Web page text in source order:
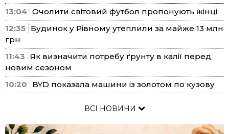
13:04 Очолити світовий футбол пропонують жінці
12:35 Будинок у Рівному утеплили за майже 13 млн
грн
11:43 Як визначити потребу ґрунту в калії перед
новим сезоном
10:20
BYD показала машини із золотом по кузову
ВСІ НОВИНИ